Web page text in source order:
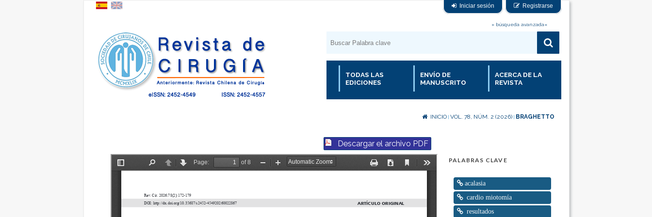
Iniciar sesión Registrarse
» búsqueda avanzada«
TODAS LAS
EDICIONES
ENVÍO DE
MANUSCRITO
ACERCA DE LA
REVISTA
INICIO VOL. 78, NÚM. 2 (2026) BRAGHETTO
PALABRAS CLAVE
acalasia
cardio miotomía
resultados
Descargar el archivo PDF